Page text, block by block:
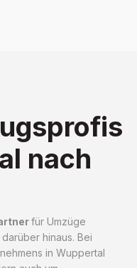
nach
für Umzüge
hinaus. Bei
in Wuppertal